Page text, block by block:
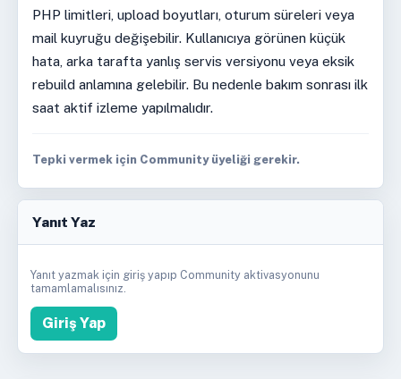
PHP limitleri, upload boyutları, oturum süreleri veya
mail kuyruğu değişebilir. Kullanıcıya görünen küçük
hata, arka tarafta yanlış servis versiyonu veya eksik
rebuild anlamına gelebilir. Bu nedenle bakım sonrası ilk
saat aktif izleme yapılmalıdır.
Tepki vermek için Community üyeliği gerekir.
Yanıt Yaz
Yanıt yazmak için giriş yapıp Community aktivasyonunu
tamamlamalısınız.
Giriş Yap